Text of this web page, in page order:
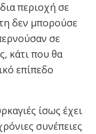
περιοχή σε
δεν μπορούσε
σε
κάτι που θα
επίπεδο
ίσως έχει
συνέπειες